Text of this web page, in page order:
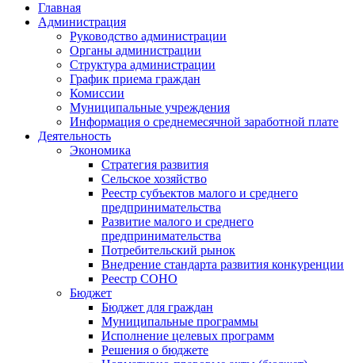
Главная
Администрация
Руководство администрации
Органы администрации
Структура администрации
График приема граждан
Комиссии
Муниципальные учреждения
Информация о среднемесячной заработной плате
Деятельность
Экономика
Стратегия развития
Сельское хозяйство
Реестр субъектов малого и среднего
предпринимательства
Развитие малого и среднего
предпринимательства
Потребительский рынок
Внедрение стандарта развития конкуренции
Реестр СОНО
Бюджет
Бюджет для граждан
Муниципальные программы
Исполнение целевых программ
Решения о бюджете